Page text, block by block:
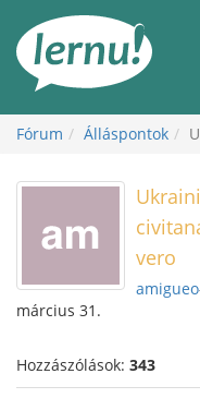
Fórum Álláspontok
vero
amigueo
március 31.
Hozzászólások: 343